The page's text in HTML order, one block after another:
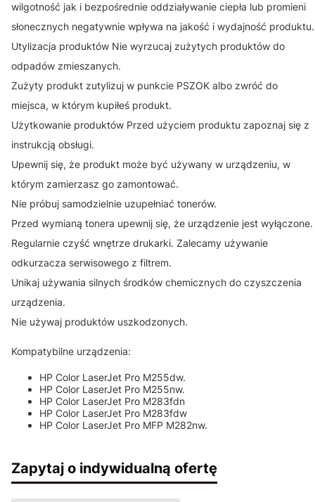
wilgotność jak i bezpośrednie oddziaływanie ciepła lub promieni
słonecznych negatywnie wpływa na jakość i wydajność produktu.
Utylizacja produktów Nie wyrzucaj zużytych produktów do
odpadów zmieszanych.
Zużyty produkt zutylizuj w punkcie PSZOK albo zwróć do
miejsca, w którym kupiłeś produkt.
Użytkowanie produktów Przed użyciem produktu zapoznaj się z
instrukcją obsługi.
Upewnij się, że produkt może być używany w urządzeniu, w
którym zamierzasz go zamontować.
Nie próbuj samodzielnie uzupełniać tonerów.
Przed wymianą tonera upewnij się, że urządzenie jest wyłączone.
Regularnie czyść wnętrze drukarki. Zalecamy używanie
odkurzacza serwisowego z filtrem.
Unikaj używania silnych środków chemicznych do czyszczenia
urządzenia.
Nie używaj produktów uszkodzonych.
Kompatybilne urządzenia:
HP Color LaserJet Pro M255dw.
HP Color LaserJet Pro M255nw.
HP Color LaserJet Pro M283fdn
HP Color LaserJet Pro M283fdw
HP Color LaserJet Pro MFP M282nw.
Zapytaj o indywidualną ofertę